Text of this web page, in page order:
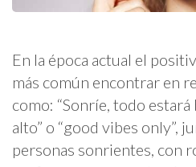
En la época actual el
más común encontrar en
como: “Sonríe, todo estará
alto” o “good vibes only”,
personas sonrientes, con